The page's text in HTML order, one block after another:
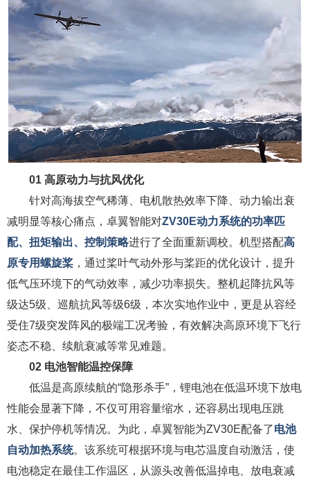
01 高原动力与抗风优化
针对高海拔空气稀薄、电机散热效率下降、动力输出衰
减明显等核心痛点，卓翼智能对ZV30E动力系统的功率匹
配、扭矩输出、控制策略进行了全面重新调校。机型搭配高
原专用螺旋桨 ，通过桨叶气动外形与桨距的优化设计，提升
低气压环境下的气动效率，减少功率损失。整机起降抗风等
级达5级、巡航抗风等级6级，本次实地作业中，更是从容经
受住7级突发阵风的极端工况考验，有效解决高原环境下飞行
姿态不稳、续航衰减等常见难题。
02 电池智能温控保障
低温是高原续航的“隐形杀手”，锂电池在低温环境下放电
性能会显著下降，不仅可用容量缩水，还容易出现电压跳
水、保护停机等情况。为此，卓翼智能为ZV30E配备了电池
自动加热系统。该系统可根据环境与电芯温度自动激活，使
电池稳定在最佳工作温区，从源头改善低温掉电、放电衰减